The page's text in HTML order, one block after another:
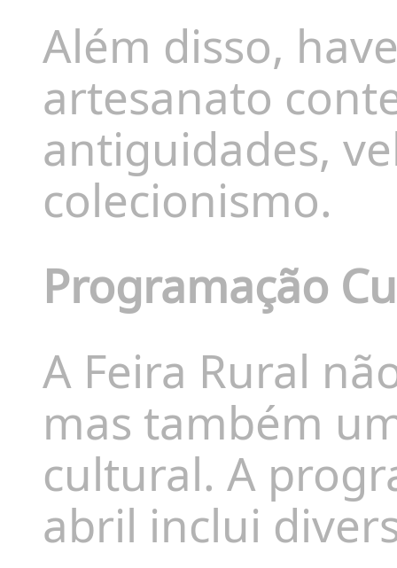
Além disso,
artesanato
antiguidades,
colecionismo.
Programação
A Feira Rural
mas também
cultural.A
abril inclui